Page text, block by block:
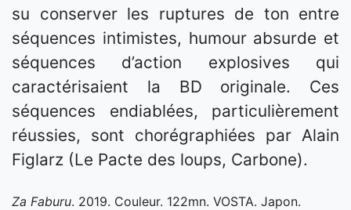
su conserver les ruptures de ton entre
séquences intimistes, humour absurde et
séquences d’action explosives qui
caractérisaient la BD originale. Ces
séquences endiablées, particulièrement
réussies, sont chorégraphiées par Alain
Figlarz (Le Pacte des loups, Carbone).
Za Faburu. 2019. Couleur. 122mn. VOSTA. Japon.